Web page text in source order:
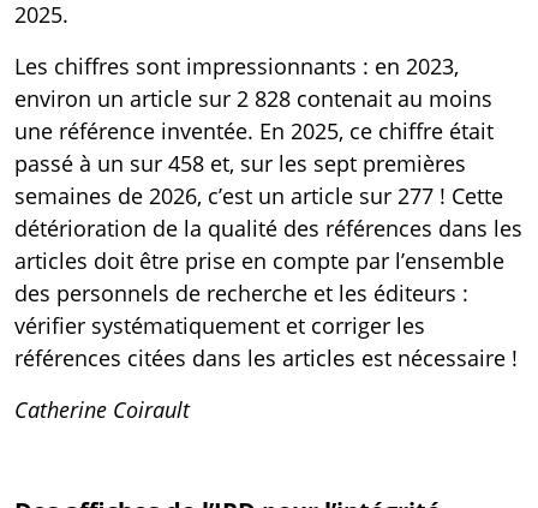
2025.
Les chiffres sont impressionnants : en 2023,
environ un article sur 2 828 contenait au moins
une référence inventée. En 2025, ce chiffre était
passé à un sur 458 et, sur les sept premières
semaines de 2026, c’est un article sur 277 ! Cette
détérioration de la qualité des références dans les
articles doit être prise en compte par l’ensemble
des personnels de recherche et les éditeurs :
vérifier systématiquement et corriger les
références citées dans les articles est nécessaire !
Catherine Coirault